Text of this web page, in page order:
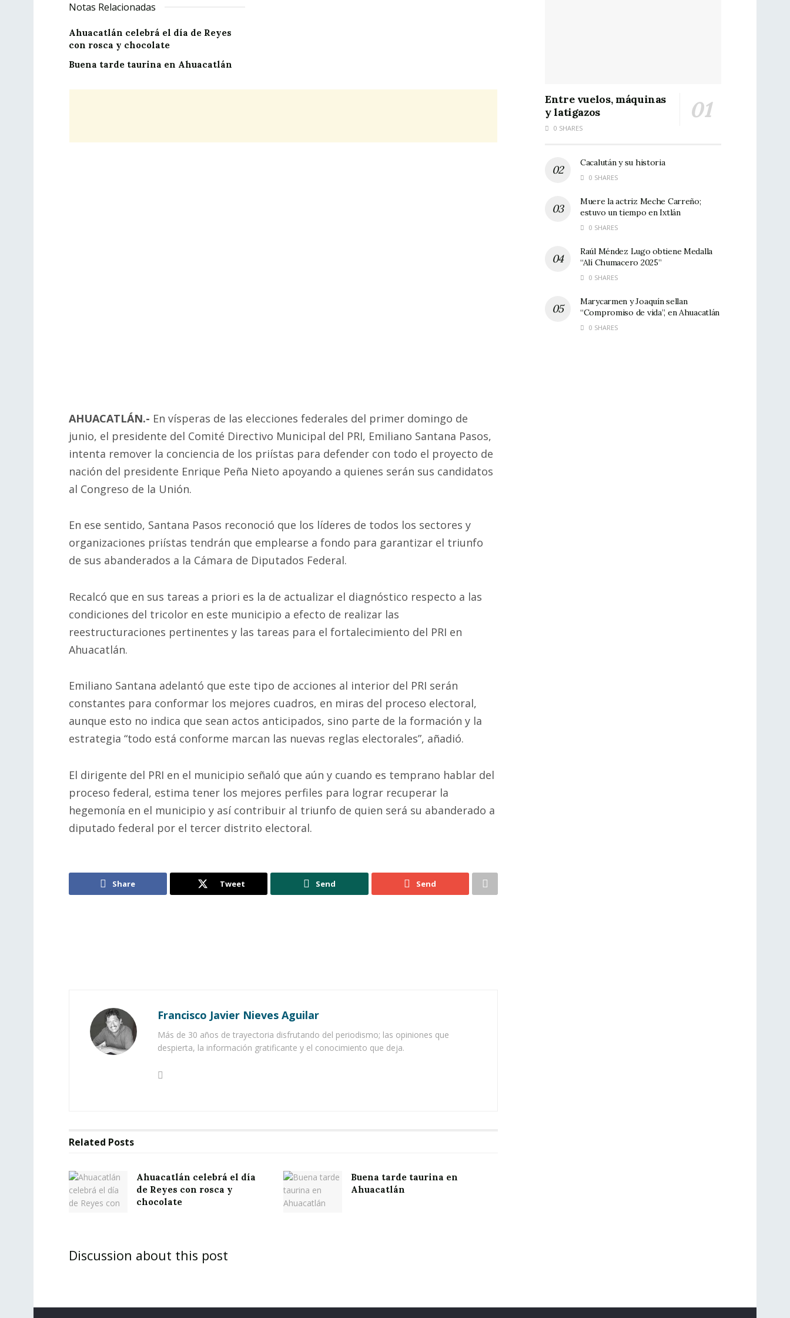
Notas Relacionadas
Ahuacatlán celebrá el día de Reyes
con rosca y chocolate
Buena tarde taurina en Ahuacatlán
AHUACATLÁN.- En vísperas de las elecciones federales del primer domingo de
junio, el presidente del Comité Directivo Municipal del PRI, Emiliano Santana Pasos,
intenta remover la conciencia de los priístas para defender con todo el proyecto de
nación del presidente Enrique Peña Nieto apoyando a quienes serán sus candidatos
al Congreso de la Unión.
En ese sentido, Santana Pasos reconoció que los líderes de todos los sectores y
organizaciones priístas tendrán que emplearse a fondo para garantizar el triunfo
de sus abanderados a la Cámara de Diputados Federal.
Recalcó que en sus tareas a priori es la de actualizar el diagnóstico respecto a las
condiciones del tricolor en este municipio a efecto de realizar las
reestructuraciones pertinentes y las tareas para el fortalecimiento del PRI en
Ahuacatlán.
Emiliano Santana adelantó que este tipo de acciones al interior del PRI serán
constantes para conformar los mejores cuadros, en miras del proceso electoral,
aunque esto no indica que sean actos anticipados, sino parte de la formación y la
estrategia “todo está conforme marcan las nuevas reglas electorales”, añadió.
El dirigente del PRI en el municipio señaló que aún y cuando es temprano hablar del
proceso federal, estima tener los mejores perfiles para lograr recuperar la
hegemonía en el municipio y así contribuir al triunfo de quien será su abanderado a
diputado federal por el tercer distrito electoral.
Share Tweet Send Send
Francisco Javier Nieves Aguilar
Más de 30 años de trayectoria disfrutando del periodismo; las opiniones que
despierta, la información gratificante y el conocimiento que deja.
Related Posts
Ahuacatlán celebrá el día
de Reyes con rosca y
chocolate
Buena tarde taurina en
Ahuacatlán
Discussion about this post
Entre vuelos, máquinas
y latigazos
0 SHARES
Cacalután y su historia
0 SHARES
Muere la actriz Meche Carreño;
estuvo un tiempo en Ixtlán
0 SHARES
Raúl Méndez Lugo obtiene Medalla
“Alí Chumacero 2025”
0 SHARES
Marycarmen y Joaquín sellan
“Compromiso de vida”, en Ahuacatlán
0 SHARES